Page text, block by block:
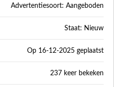
Advertentiesoort: Aangeboden
Staat: Nieuw
Op 16-12-2025 geplaatst
237 keer bekeken